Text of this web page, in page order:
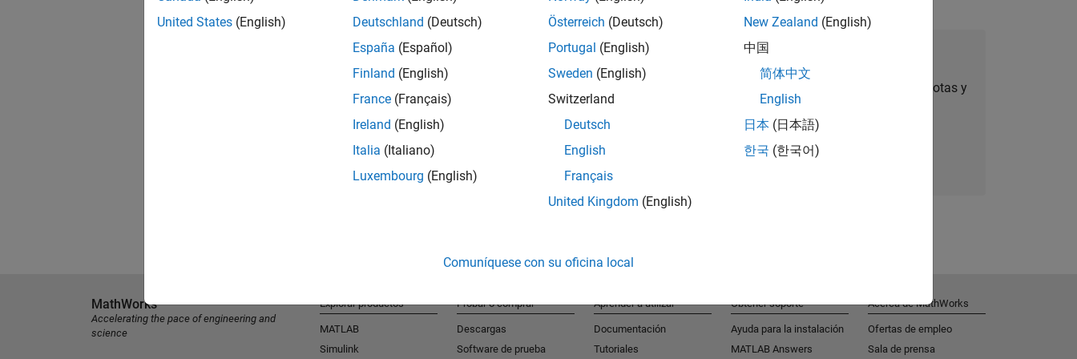
Súmese a Talent Network
Reciba alertas de empleo personalizadas, anécdotas y
noticias sobre la empresa.
Súmese hoy mismo
United States (English)
Deutschland (Deutsch)
España (Español)
Finland (English)
France (Français)
Ireland (English)
Italia (Italiano)
Luxembourg (English)
Österreich (Deutsch)
Portugal (English)
Sweden (English)
Switzerland
Deutsch
English
Français
United Kingdom (English)
New Zealand (English)
中国
简体中文
English
日本 (日本語)
한국 (한국어)
Comuníquese con su oficina local
MathWorks
Accelerating the pace of engineering and
science
Explorar productos
MATLAB
Simulink
Probar o comprar
Descargas
Software de prueba
Aprender a utilizar
Documentación
Tutoriales
Obtener soporte
Ayuda para la instalación
MATLAB Answers
Acerca de MathWorks
Ofertas de empleo
Sala de prensa